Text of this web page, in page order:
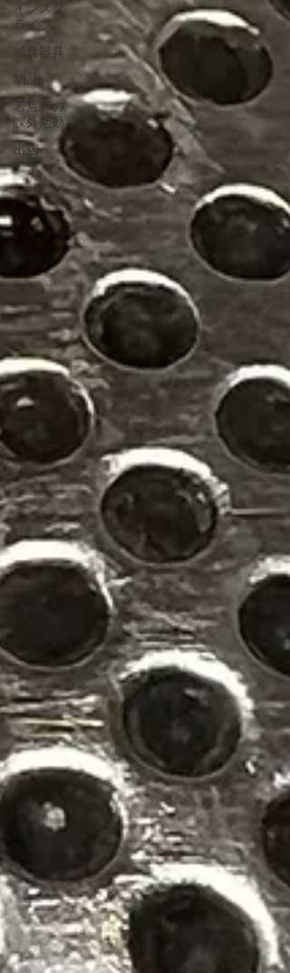
インスタ
ライブ
給食器具
納品
若旦那の
課外活動
出店